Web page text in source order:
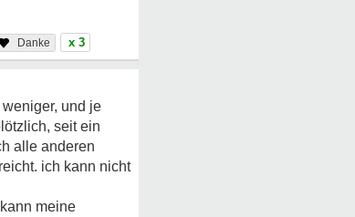
x 3
und je
seit ein
alle anderen
ich kann nicht
meine